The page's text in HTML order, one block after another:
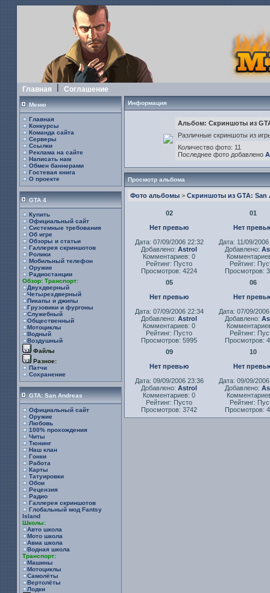
Главная Соглашение
Меню
Главная
Конкурсы
Команда сайта
Серверы
Ссылки
Реклама на сайте
Написать нам
Обмен баннерами
Гостевая книга
О проекте
GTA 4
Купить
Официальный сайт
Системные требования
Об игре
Обзоры и статьи
Галлерея скриншотов
Ролики
Мобильный телефон
Оружие
Радиостанции
Обзор: Транспорт:
Двухдверный
Четырехдверный
Пикапы и джипы
Грузовики и фургоны
Служебный
Общественный
Мотоциклы
Водный
Воздушный
Файлы
Разное:
Патчи
Сохранение
GTA: San Andreas
Официальный сайт
Оружие
Любовь
100% прохождения
Читы
Тюнинг
Наш клан
Гонки
Работа
Карты
Татуировки
Обои
Рецензия
Радио
Галлерея скриншотов
Глобальный мод Fantsy
Island
Школы:
Авто школа
Мото школа
Авиа школа
Водная школа
Транспорт:
Машины
Мотоциклы
Самолёты
Вертолёты
Лодки
Информация
Альбом: Скриншоты из
Различные скриншоты из
Количество фото: 11
Последнее фото добавлено
Просмотр альбома
Фото альбомы> Скриншоты из GTA: San
02
Нет превью
Дата: 07/09/2006 22:32
Добавлено: Astrol
Комментариев: 0
Рейтинг: Пусто
Просмотров: 4224
01
Нет
Дата: 11/09/
Добавлено:
Рейтинг:
Просмотров:
05
Нет превью
Дата: 07/09/2006 22:34
Добавлено: Astrol
Комментариев: 0
Рейтинг: Пусто
Просмотров: 5995
06
Нет
Дата: 07/09/
Добавлено:
Рейтинг:
Просмотров:
09
Нет превью
Дата: 09/09/2006 23:36
Добавлено: Astrol
Комментариев: 0
Рейтинг: Пусто
Просмотров: 3742
10
Нет
Дата: 09/09/
Добавлено:
Рейтинг:
Просмотров: